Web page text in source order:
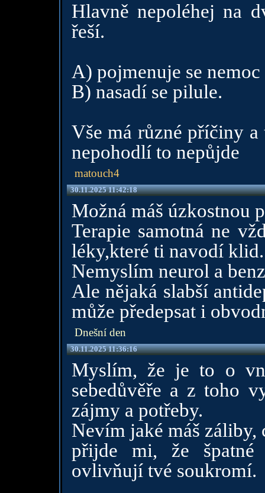
Hlavně nepoléhej na
řeší.
A) pojmenuje se
B) nasadí se pilule.
Vše má různé příčiny a
nepohodlí to nepůjde
matouch4
30.11.2025 11:42:18
Možná máš úzkostnou
Terapie samotná ne
léky,které ti navodí klid.
Nemyslím neurol a
Ale nějaká slabší
může předepsat i
Dnešní den
30.11.2025 11:36:16
Myslím, že je to o
sebedůvěře a z toho
zájmy a potřeby.
Nevím jaké máš záliby,
přijde mi, že
ovlivňují tvé soukromí.